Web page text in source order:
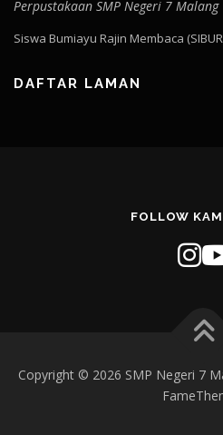
Perpustakaan SMP Negeri 7 Malang
Siswa Bumiayu Rajin Membaca
DAFTAR LAMAN
FOLLOW
Copyright © 2026 SMP Negeri 7